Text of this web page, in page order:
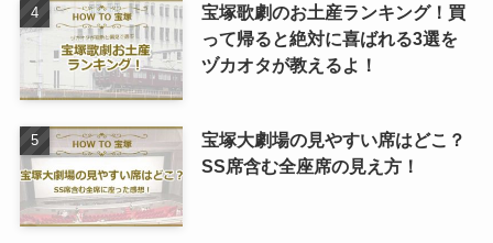
宝塚歌劇のお土産ランキング！買
って帰ると絶対に喜ばれる3選を
ヅカオタが教えるよ！
宝塚大劇場の見やすい席はどこ？
SS席含む全座席の見え方！